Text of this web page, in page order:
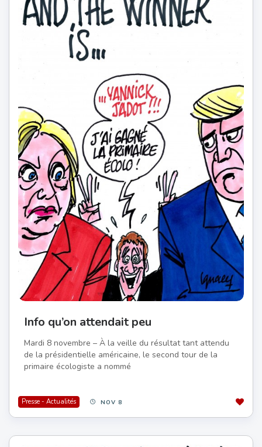
Info qu’on attendait peu
Mardi 8 novembre – À la veille du résultat tant attendu
de la présidentielle américaine, le second tour de la
primaire écologiste a nommé
Presse - Actualités NOV 8